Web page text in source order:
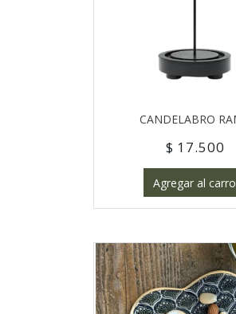
CANDELABRO
$ 17.500
Agregar al carro